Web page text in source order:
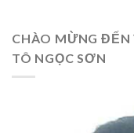
CHÀO MỪNG ĐẾN
TÔ NGỌC SƠN